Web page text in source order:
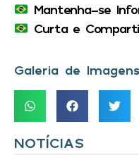
Mantenha-se
Curta e
Galeria de Imagens
NOTÍCIAS